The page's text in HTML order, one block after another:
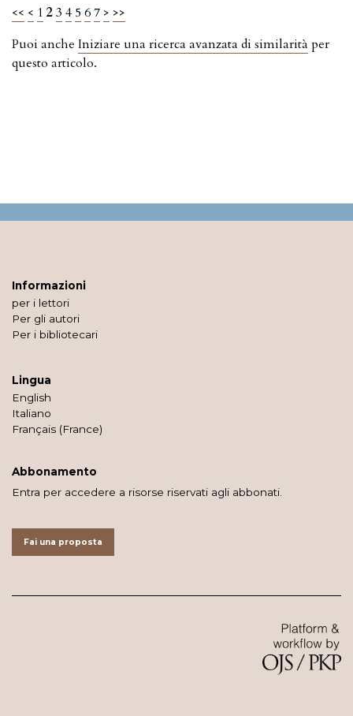
<< < 1 23 4 5 67 > >>
Puoi anche Iniziare una ricerca avanzata di similarità per
questo articolo.
Informazioni
per i lettori
Per gli autori
Per i bibliotecari
Lingua
English
Italiano
Français (France)
Abbonamento
Entra per accedere a risorse riservati agli abbonati.
Fai una proposta